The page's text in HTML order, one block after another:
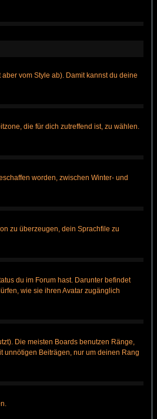
vom Style ab). Damit kannst du deine
die für dich zutreffend ist, zu wählen.
worden, zwischen Winter- und
zu überzeugen, dein Sprachfile zu
du im Forum hast. Darunter befindet
wie sie ihren Avatar zugänglich
Die meisten Boards benutzen Ränge,
unnötigen Beiträgen, nur um deinen Rang